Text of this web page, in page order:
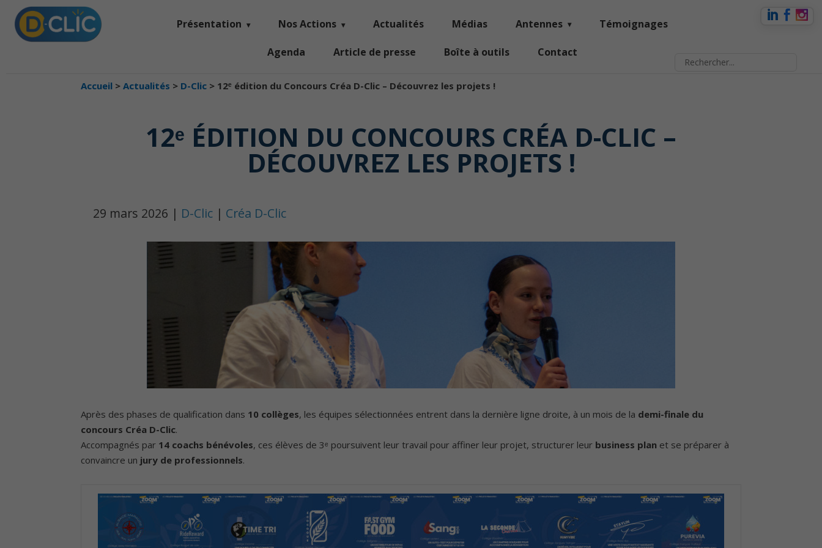
Présentation Nos Actions Actualités Médias Antennes Témoignages
Agenda Article de presse Boîte à outils Contact
Accueil > Actualités > D-Clic > 12ᵉ édition du Concours Créa D-Clic – Découvrez les projets !
12ᵉ ÉDITION DU CONCOURS CRÉA D-CLIC –
DÉCOUVREZ LES PROJETS !
29 mars 2026 | D-Clic | Créa D-Clic
Après des phases de qualification dans 10 collèges, les équipes sélectionnées entrent dans la dernière ligne droite, à un mois de la demi-finale du
concours Créa D-Clic.
Accompagnés par 14 coachs bénévoles, ces élèves de 3ᵉ poursuivent leur travail pour affiner leur projet, structurer leur business plan et se préparer à
convaincre un jury de professionnels.